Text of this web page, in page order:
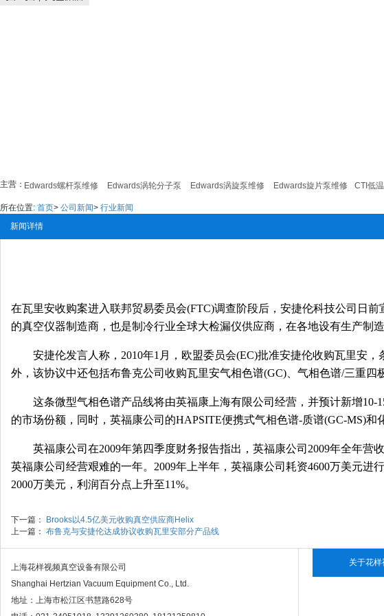
主营：Edwards螺杆泵维修 Edwards涡轮分子泵 Edwards涡旋泵维修 Edwards旋片泵维修 CTI低温泵
所在位置: 首页> 公司新闻> 行业新闻
新闻详情
在瓦里安收购案进入联邦贸易委员会(FTC)调查阶段后，安捷伦科技公司日前
的真空仪器制造商，也是制冷行业全球大检漏仪供应商，在各地设有生产制造
安捷伦发言人称，2010年1月，欧盟委员会(EC)批准安捷伦收购瓦里安
外，该协议中还包括布鲁克公司收购瓦里安气相色谱(GC)、气相色谱/三重
这条微型气相色谱产品线将由英福康上海有限公司经营，并预计新增10-
的市场份额，同时，英福康公司的HAPSITE便携式气相色谱-质谱(GC-MS)
英福康公司在2009年第四季度财务报告指出，英福康公司2009年全年营收为
英福康公司经营艰难的一年。2009年上半年，英福康公司耗资4600万美元进行
2000万美元，利润百分点上升至11%。
下一篇：
Brooks以4.5亿美元收购真空供应商Helix
上一篇： 布鲁克与安捷伦达成协议收购瓦里安部分产品线
上海花样视频真空设备有限公司
Shanghai Hertzian Vacuum Equipment Co., Ltd.
地址：上海市松江区书慧路628号
关于花样